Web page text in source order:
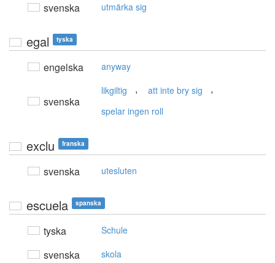
svenska utmärka sig
egal tyska
engelska anyway
svenska
likgiltig , att inte bry sig ,
spelar ingen roll
exclu franska
svenska utesluten
escuela spanska
tyska Schule
svenska skola